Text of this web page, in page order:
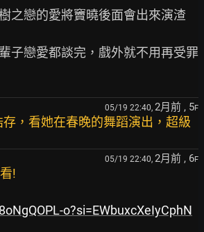
之戀的愛將竇曉後面會出來演渣
子戀愛都談完，戲外就不用再受罪
05/19 22:40, 2月前 , 5F
，看她在春晚的舞蹈演出，超級
05/19 22:40, 2月前 , 6F
!
o?si=EWbuxcXeIyCphN